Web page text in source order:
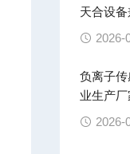
天合设
测
2026-
负离子
业生产
云平台
2026-